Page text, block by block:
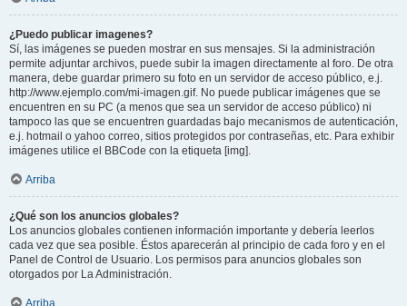
¿Puedo publicar imagenes?
Sí, las imágenes se pueden mostrar en sus mensajes. Si la administración
permite adjuntar archivos, puede subir la imagen directamente al foro. De otra
manera, debe guardar primero su foto en un servidor de acceso público, e.j.
http://www.ejemplo.com/mi-imagen.gif. No puede publicar imágenes que se
encuentren en su PC (a menos que sea un servidor de acceso público) ni
tampoco las que se encuentren guardadas bajo mecanismos de autenticación,
e.j. hotmail o yahoo correo, sitios protegidos por contraseñas, etc. Para exhibir
imágenes utilice el BBCode con la etiqueta [img].
Arriba
¿Qué son los anuncios globales?
Los anuncios globales contienen información importante y debería leerlos
cada vez que sea posible. Éstos aparecerán al principio de cada foro y en el
Panel de Control de Usuario. Los permisos para anuncios globales son
otorgados por La Administración.
Arriba